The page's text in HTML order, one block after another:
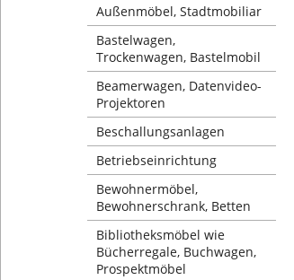
Außenmöbel, Stadtmobiliar
Bastelwagen,
Trockenwagen, Bastelmobil
Beamerwagen, Datenvideo-
Projektoren
Beschallungsanlagen
Betriebseinrichtung
Bewohnermöbel,
Bewohnerschrank, Betten
Bibliotheksmöbel wie
Bücherregale, Buchwagen,
Prospektmöbel